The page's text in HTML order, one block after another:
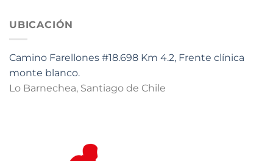
UBICACIÓN
Camino Farellones #18.698 Km 4.2, Frente clínica
monte blanco.
Lo Barnechea, Santiago de Chile